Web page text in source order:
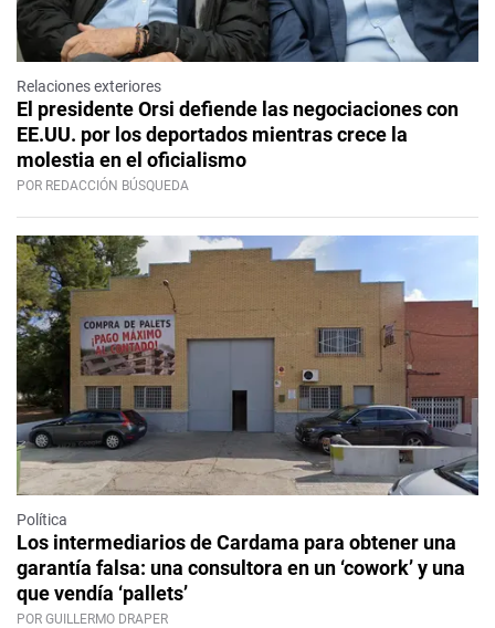
Relaciones exteriores
El presidente Orsi defiende las negociaciones con
EE.UU. por los deportados mientras crece la
molestia en el oficialismo
POR REDACCIÓN BÚSQUEDA
Política
Los intermediarios de Cardama para obtener una
garantía falsa: una consultora en un ‘cowork’ y una
que vendía ‘pallets’
POR GUILLERMO DRAPER